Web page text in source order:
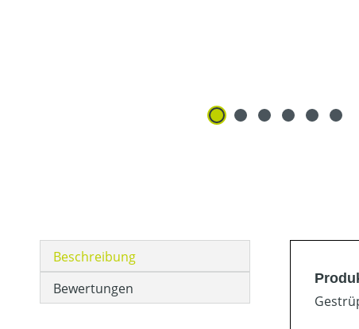
Beschreibung
Bewertungen